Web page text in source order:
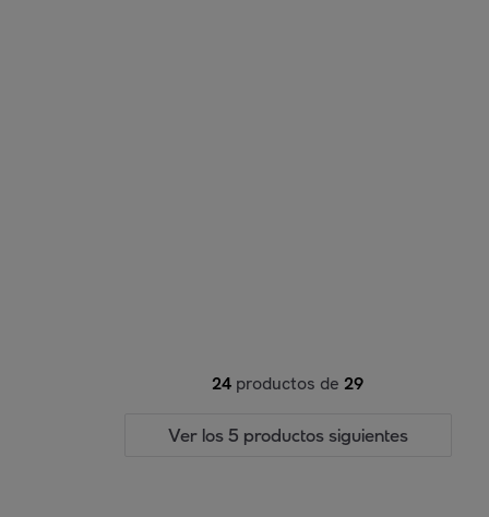
24 productos de 29
Ver los 5 productos siguientes